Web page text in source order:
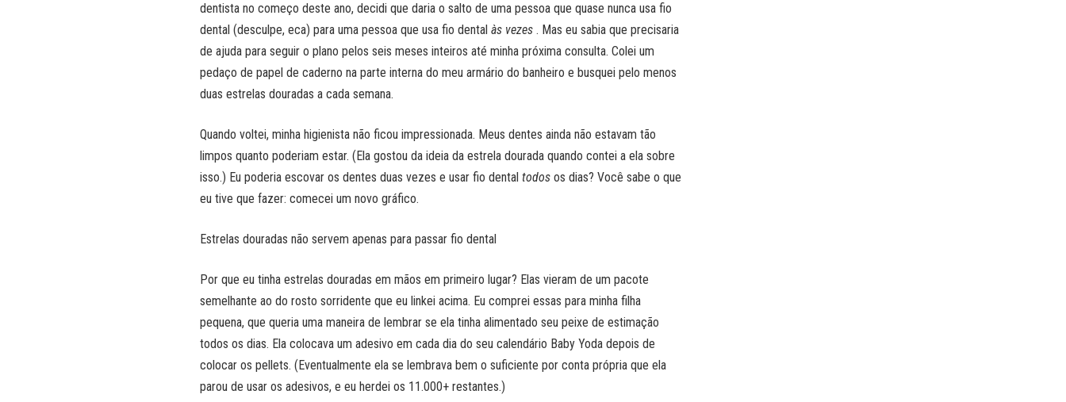
dentista no começo deste ano, decidi que daria o salto de uma pessoa que quase nunca usa fio
dental (desculpe, eca) para uma pessoa que usa fio dental às vezes . Mas eu sabia que precisaria
de ajuda para seguir o plano pelos seis meses inteiros até minha próxima consulta. Colei um
pedaço de papel de caderno na parte interna do meu armário do banheiro e busquei pelo menos
duas estrelas douradas a cada semana.
Quando voltei, minha higienista não ficou impressionada. Meus dentes ainda não estavam tão
limpos quanto poderiam estar. (Ela gostou da ideia da estrela dourada quando contei a ela sobre
isso.) Eu poderia escovar os dentes duas vezes e usar fio dental todos os dias? Você sabe o que
eu tive que fazer: comecei um novo gráfico.
Estrelas douradas não servem apenas para passar fio dental
Por que eu tinha estrelas douradas em mãos em primeiro lugar? Elas vieram de um pacote
semelhante ao do rosto sorridente que eu linkei acima. Eu comprei essas para minha filha
pequena, que queria uma maneira de lembrar se ela tinha alimentado seu peixe de estimação
todos os dias. Ela colocava um adesivo em cada dia do seu calendário Baby Yoda depois de
colocar os pellets. (Eventualmente ela se lembrava bem o suficiente por conta própria que ela
parou de usar os adesivos, e eu herdei os 11.000+ restantes.)